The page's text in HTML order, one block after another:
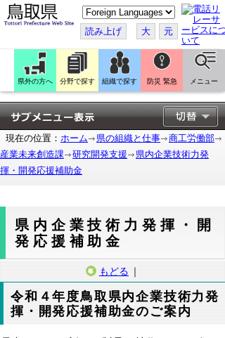
こ
の
ペ
ー
ジ
翻
訳
す
る
読み上げ 大 元
県外の方へ 分野で探す 組織で探す 防災 緊急 メニュー
現在の位置： ホーム 県の組織と仕事
商工労働部
産業未来創造課
研究開発支援
県内企業技術力発
揮・開発応援補助金
県内企業技術力発揮・開
発応援補助金
もどる ｜
令和４年度鳥取県内企業技術力発
揮・開発応援補助金のご案内